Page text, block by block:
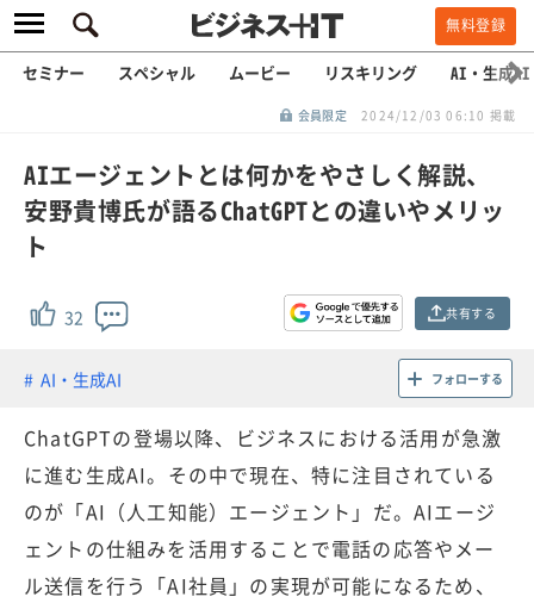
無料登録
セミナー スペシャル ムービー リスキリング AI・生成AI
会員限定 2024/12/03 06:10 掲載
AIエージェントとは何かをやさしく解説、
安野貴博氏が語るChatGPTとの違いやメリッ
ト
32 共有する
AI・生成AI フォローする
ChatGPTの登場以降、ビジネスにおける活用が急激
に進む生成AI。その中で現在、特に注目されている
のが「AI（人工知能）エージェント」だ。AIエージ
ェントの仕組みを活用することで電話の応答やメー
ル送信を行う「AI社員」の実現が可能になるため、